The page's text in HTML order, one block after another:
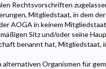
Rechtsvorschriften
Mitgliedstaat, in dem
AOGA in keinem
Sitz und/oder seine
benannt hat, Mitgliedstaat,
Organismen für